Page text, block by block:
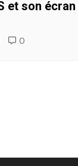
et son écran
0